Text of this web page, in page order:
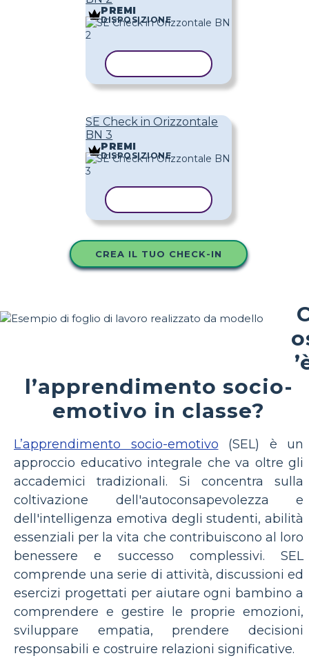
PREMI
DISPOSIZIONE
SE Check in Orizzontale
BN 3
PREMI
DISPOSIZIONE
CREA IL TUO CHECK-IN
l’apprendimento socio-
emotivo in classe?
L’apprendimento socio-emotivo (SEL) è un
approccio educativo integrale che va oltre gli
accademici tradizionali. Si concentra sulla
coltivazione dell'autoconsapevolezza e
dell'intelligenza emotiva degli studenti, abilità
essenziali per la vita che contribuiscono al loro
benessere e successo complessivi. SEL
comprende una serie di attività, discussioni ed
esercizi progettati per aiutare ogni bambino a
comprendere e gestire le proprie emozioni,
sviluppare empatia, prendere decisioni
responsabili e costruire relazioni significative.